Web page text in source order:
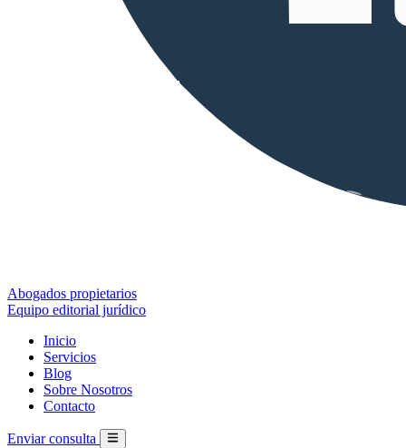
Abogados propietarios
Equipo editorial jurídico
Inicio
Servicios
Blog
Sobre Nosotros
Contacto
Enviar consulta